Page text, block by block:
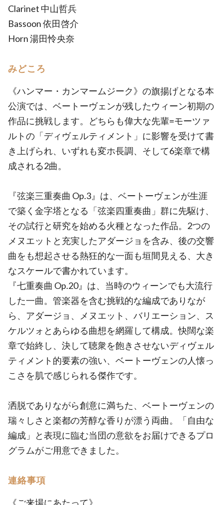
Clarinet 中山哲兵
Bassoon 依田啓介
Horn 湯田怜央奈
みどころ
《ハンマー・カンマームジーク》の旗揚げとなる本
公演では、ベートーヴェンが残したウィーン初期の
作品に挑戦します。どちらも偉大な先輩=モーツァ
ルトの「ディヴェルティメント」に影響を受けて書
き上げられ、いずれも変ホ長調、そして6楽章で構
成される2曲。
『弦楽三重奏曲 Op.3』は、ベートーヴェンが生涯
で築く金字塔となる「弦楽四重奏曲」群に先駆け、
その試行と研究を始める火種となった作品。2つの
メヌエットと充実したアダージョを含み、後の交響
曲をも想起させる熱狂的な一面も垣間見える、大き
なスケールで書かれています。
『七重奏曲 Op.20』は、当時のウィーンでも大流行
した一曲。管楽器を含む挑戦的な編成でありなが
ら、アダージョ、メヌエット、バリエーション、ス
ケルツォとあらゆる曲想を網羅して構成。快闊な楽
章で始終し、決して聴衆を飽きさせないディヴェル
ティメント的要素の強い、ベートーヴェンの人懐っ
こさを肌で感じられる傑作です。
洒脱でありながら創意に満ちた、ベートーヴェンの
瑞々しさと楽都の芳醇な香りが漂う両曲。「自由な
編成」と表現に臨む当団の意欲をお届けできるプロ
グラムがご用意できました。
連絡事項
《ご来場にあたって》